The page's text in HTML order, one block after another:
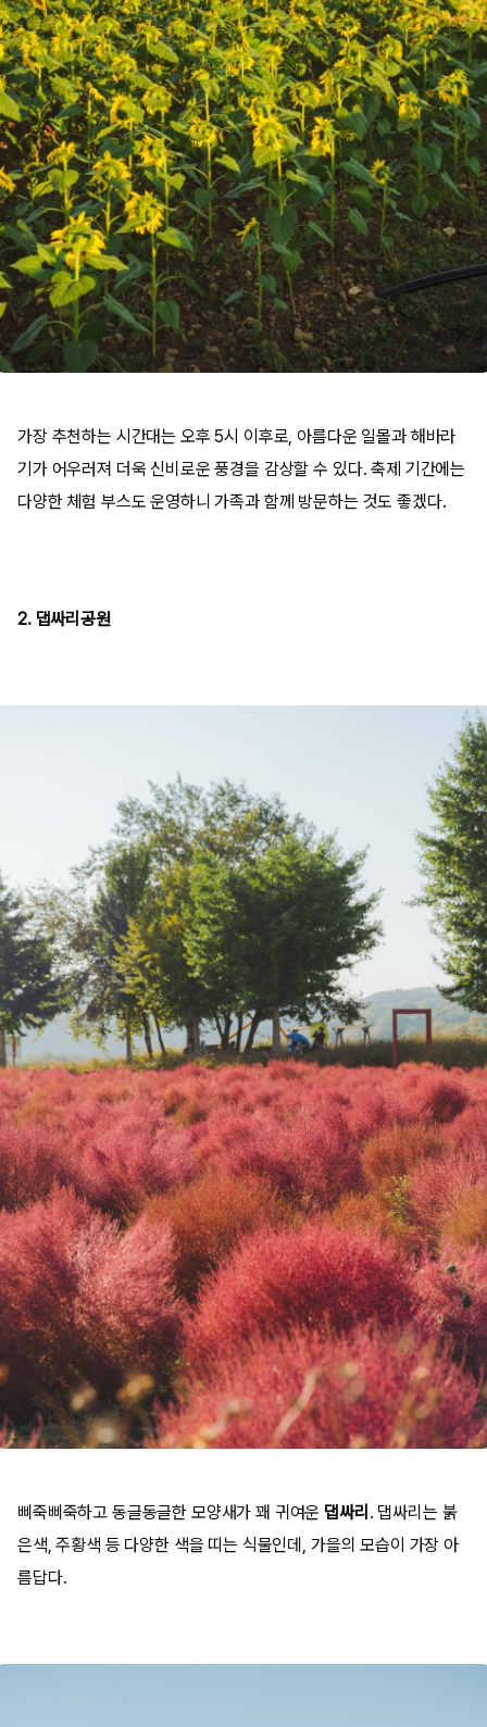
가장 추천하는 시간대는 오후 5시 이후로, 아름다운 일몰과 해바라
기가 어우러져 더욱 신비로운 풍경을 감상할 수 있다. 축제 기간에는
다양한 체험 부스도 운영하니 가족과 함께 방문하는 것도 좋겠다.
2. 댑싸리공원
삐죽삐죽하고 동글동글한 모양새가 꽤 귀여운 댑싸리 . 댑싸리는 붉
은색, 주황색 등 다양한 색을 띠는 식물인데, 가을의 모습이 가장 아
름답다.